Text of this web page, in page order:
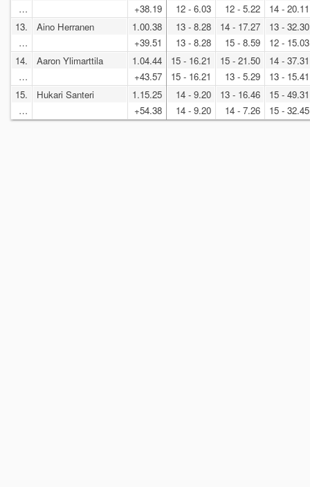
…
+38.19
12 - 6.03
12 - 5.22
14 - 20.11
13.
…
Aino Herranen
1.00.38
+39.51
13 - 8.28
13 - 8.28
14 - 17.27
15 - 8.59
13 - 32.30
12 - 15.03
14.
…
Aaron Ylimarttila
1.04.44
+43.57
15 - 16.21
15 - 16.21
15 - 21.50
13 - 5.29
14 - 37.31
13 - 15.41
15.
…
Hukari Santeri
1.15.25
+54.38
14 - 9.20
14 - 9.20
13 - 16.46
14 - 7.26
15 - 49.31
15 - 32.45